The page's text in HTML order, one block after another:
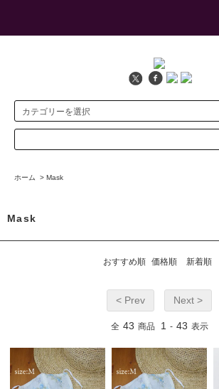
ホーム > Mask
Mask
おすすめ順 価格順 新着順
< Prev Next >
全 43 商品 1 - 43 表示